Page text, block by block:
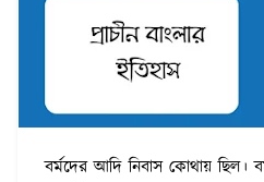
বর্মদের আদি নিবাস কোথায় ছিল।